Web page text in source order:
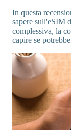
In questa
sapere sull'eSIM
complessiva, la
capire se